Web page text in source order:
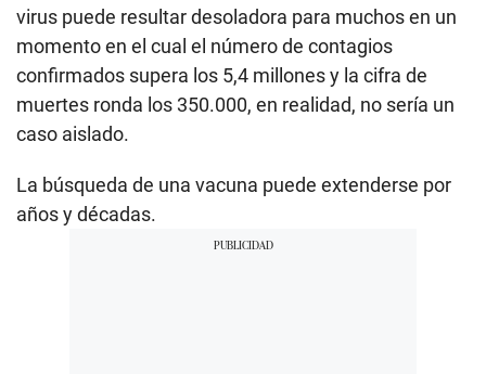
virus puede resultar desoladora para muchos en un
momento en el cual el número de contagios
confirmados supera los 5,4 millones y la cifra de
muertes ronda los 350.000, en realidad, no sería un
caso aislado.
La búsqueda de una vacuna puede extenderse por
años y décadas.